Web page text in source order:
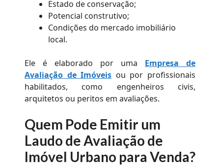
Estado de conservação;
Potencial construtivo;
Condições do mercado imobiliário
local.
Ele é elaborado por uma Empresa de
Avaliação de Imóveis ou por profissionais
habilitados, como engenheiros civis,
arquitetos ou peritos em avaliações.
Quem Pode Emitir um
Laudo de Avaliação de
Imóvel Urbano para Venda?